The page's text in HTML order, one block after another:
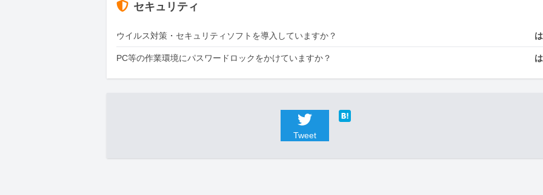
セキュリティ
ウイルス対策・セキュリティソフトを導入していますか？
PC等の作業環境にパスワードロックをかけていますか？
Tweet